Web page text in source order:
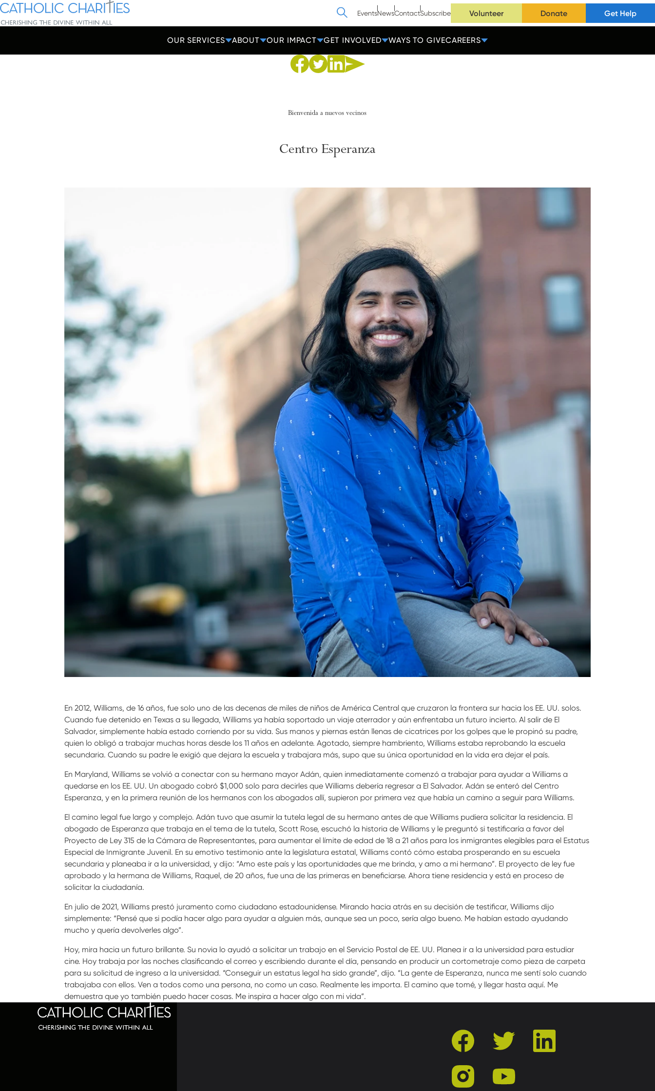
Skip Navigation
Catholic Charities | Cherishing the Divine Within All
SearchEventsNewsContactSubscribe Volunteer Donate Get Help
OUR SERVICES ABOUT OUR IMPACT GET INVOLVED WAYS TO GIVECAREERS
Share to Facebook
Share to Twitter
Share to Linkedin
Share via Email
Bienvenida a nuevos vecinos
Centro Esperanza
En 2012, Williams, de 16 años, fue solo uno de las decenas de miles de niños de América Central que cruzaron la frontera sur hacia los EE. UU. solos.
Cuando fue detenido en Texas a su llegada, Williams ya había soportado un viaje aterrador y aún enfrentaba un futuro incierto. Al salir de El
Salvador, simplemente había estado corriendo por su vida. Sus manos y piernas están llenas de cicatrices por los golpes que le propinó su padre,
quien lo obligó a trabajar muchas horas desde los 11 años en adelante. Agotado, siempre hambriento, Williams estaba reprobando la escuela
secundaria. Cuando su padre le exigió que dejara la escuela y trabajara más, supo que su única oportunidad en la vida era dejar el país.
En Maryland, Williams se volvió a conectar con su hermano mayor Adán, quien inmediatamente comenzó a trabajar para ayudar a Williams a
quedarse en los EE. UU. Un abogado cobró $1,000 solo para decirles que Williams debería regresar a El Salvador. Adán se enteró del Centro
Esperanza, y en la primera reunión de los hermanos con los abogados allí, supieron por primera vez que había un camino a seguir para Williams.
El camino legal fue largo y complejo. Adán tuvo que asumir la tutela legal de su hermano antes de que Williams pudiera solicitar la residencia. El
abogado de Esperanza que trabaja en el tema de la tutela, Scott Rose, escuchó la historia de Williams y le preguntó si testificaría a favor del
Proyecto de Ley 315 de la Cámara de Representantes, para aumentar el límite de edad de 18 a 21 años para los inmigrantes elegibles para el Estatus
Especial de Inmigrante Juvenil. En su emotivo testimonio ante la legislatura estatal, Williams contó cómo estaba prosperando en su escuela
secundaria y planeaba ir a la universidad, y dijo: “Amo este país y las oportunidades que me brinda, y amo a mi hermano”. El proyecto de ley fue
aprobado y la hermana de Williams, Raquel, de 20 años, fue una de las primeras en beneficiarse. Ahora tiene residencia y está en proceso de
solicitar la ciudadanía.
En julio de 2021, Williams prestó juramento como ciudadano estadounidense. Mirando hacia atrás en su decisión de testificar, Williams dijo
simplemente: “Pensé que si podía hacer algo para ayudar a alguien más, aunque sea un poco, sería algo bueno. Me habían estado ayudando
mucho y quería devolverles algo”.
Hoy, mira hacia un futuro brillante. Su novia lo ayudó a solicitar un trabajo en el Servicio Postal de EE. UU. Planea ir a la universidad para estudiar
cine. Hoy trabaja por las noches clasificando el correo y escribiendo durante el día, pensando en producir un cortometraje como pieza de carpeta
para su solicitud de ingreso a la universidad. “Conseguir un estatus legal ha sido grande”, dijo. “La gente de Esperanza, nunca me sentí solo cuando
trabajaba con ellos. Ven a todos como una persona, no como un caso. Realmente les importa. El camino que tomé, y llegar hasta aquí. Me
demuestra que yo también puedo hacer cosas. Me inspira a hacer algo con mi vida”.
facebook twitter linkedin
instagram youtube